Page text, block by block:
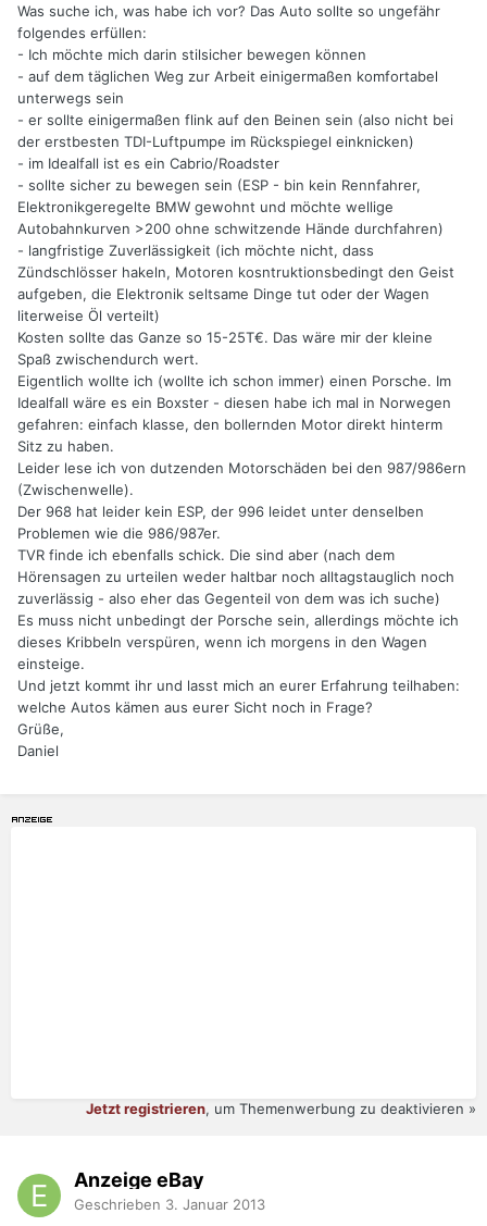
Was suche ich, was habe ich vor? Das Auto sollte so ungefähr
folgendes erfüllen:
- Ich möchte mich darin stilsicher bewegen können
- auf dem täglichen Weg zur Arbeit einigermaßen komfortabel
unterwegs sein
- er sollte einigermaßen flink auf den Beinen sein (also nicht bei
der erstbesten TDI-Luftpumpe im Rückspiegel einknicken)
- im Idealfall ist es ein Cabrio/Roadster
- sollte sicher zu bewegen sein (ESP - bin kein Rennfahrer,
Elektronikgeregelte BMW gewohnt und möchte wellige
Autobahnkurven >200 ohne schwitzende Hände durchfahren)
- langfristige Zuverlässigkeit (ich möchte nicht, dass
Zündschlösser hakeln, Motoren kosntruktionsbedingt den Geist
aufgeben, die Elektronik seltsame Dinge tut oder der Wagen
literweise Öl verteilt)
Kosten sollte das Ganze so 15-25T€. Das wäre mir der kleine
Spaß zwischendurch wert.
Eigentlich wollte ich (wollte ich schon immer) einen Porsche. Im
Idealfall wäre es ein Boxster - diesen habe ich mal in Norwegen
gefahren: einfach klasse, den bollernden Motor direkt hinterm
Sitz zu haben.
Leider lese ich von dutzenden Motorschäden bei den 987/986ern
(Zwischenwelle).
Der 968 hat leider kein ESP, der 996 leidet unter denselben
Problemen wie die 986/987er.
TVR finde ich ebenfalls schick. Die sind aber (nach dem
Hörensagen zu urteilen weder haltbar noch alltagstauglich noch
zuverlässig - also eher das Gegenteil von dem was ich suche)
Es muss nicht unbedingt der Porsche sein, allerdings möchte ich
dieses Kribbeln verspüren, wenn ich morgens in den Wagen
einsteige.
Und jetzt kommt ihr und lasst mich an eurer Erfahrung teilhaben:
welche Autos kämen aus eurer Sicht noch in Frage?
Grüße,
Daniel
Jetzt registrieren, um Themenwerbung zu deaktivieren »
Anzeige eBay
Geschrieben 3. Januar 2013